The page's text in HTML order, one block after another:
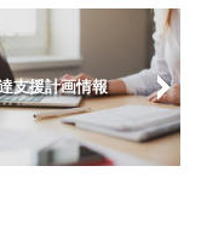
支援計画情報